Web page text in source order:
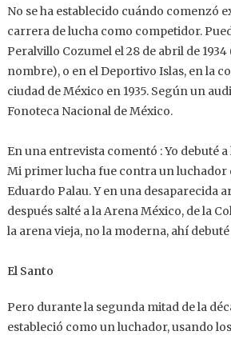
No se ha establecido cuándo comenzó
carrera de lucha como competidor.
Peralvillo Cozumel el 28 de abril de
nombre), o en el Deportivo Islas, en la
ciudad de México en 1935. Según un
Fonoteca Nacional de México.
En una entrevista comentó : Yo debuté a
Mi primer lucha fue contra un luchador
Eduardo Palau. Y en una desaparecida
después salté a la Arena México, de la
la arena vieja, no la moderna, ahí
El Santo
Pero durante la segunda mitad de la
estableció como un luchador, usando